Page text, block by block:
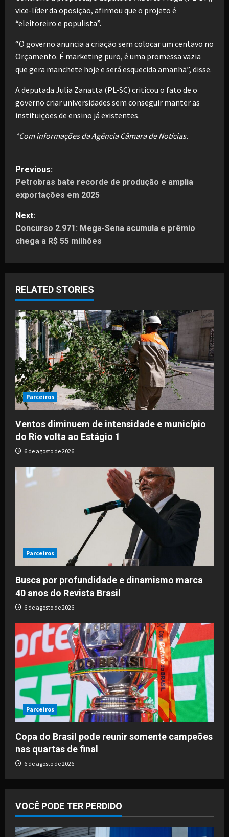
vice-líder da oposição, afirmou que o projeto é
“eleitoreiro e populista”.
“O governo anuncia a criação sem colocar um centavo no
Orçamento. É marketing puro, é uma promessa vazia
que gera manchete hoje e será esquecida amanhã”, disse.
A deputada Julia Zanatta (PL-SC) criticou o fato de o
governo criar universidades sem conseguir manter as
instituições de ensino já existentes.
*Com informações da Agência Câmara de Notícias.
P
o
s
t
a
v
i
g
a
t
i
o
n
Previous:
Petrobras bate recorde de produção e amplia
exportações em 2025
Next:
Concurso 2.971: Mega-Sena acumula e prêmio
chega a R$ 55 milhões
RELATED STORIES
Parceiros
Ventos diminuem de intensidade e município
do Rio volta ao Estágio 1
6 de agosto de 2026
Parceiros
Busca por profundidade e dinamismo marca
40 anos do Revista Brasil
6 de agosto de 2026
Parceiros
Copa do Brasil pode reunir somente campeões
nas quartas de final
6 de agosto de 2026
VOCÊ PODE TER PERDIDO